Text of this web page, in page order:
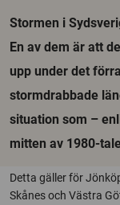
Stormen i
En av dem är att
upp under det
stormdrabbade
situation som –
mitten av 1980-
Detta gäller för
Skånes och Västra